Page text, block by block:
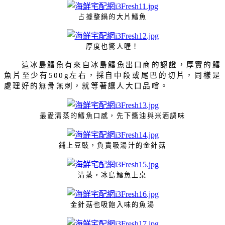
占據整鍋的大片鱈魚
厚度也驚人喔！
這冰島鱈魚有來自冰島鱈魚出口商的認證，厚實的鱈
魚片至少有 500g 左右，採自中段或尾巴的切片，同樣是
處理好的無骨無刺，就等著讓人大口品嚐。
最愛清蒸的鱈魚口感，先下醬油與米酒調味
鋪上豆豉，負責吸湯汁的金針菇
清蒸，冰島鱈魚上桌
金針菇也吸飽入味的魚湯